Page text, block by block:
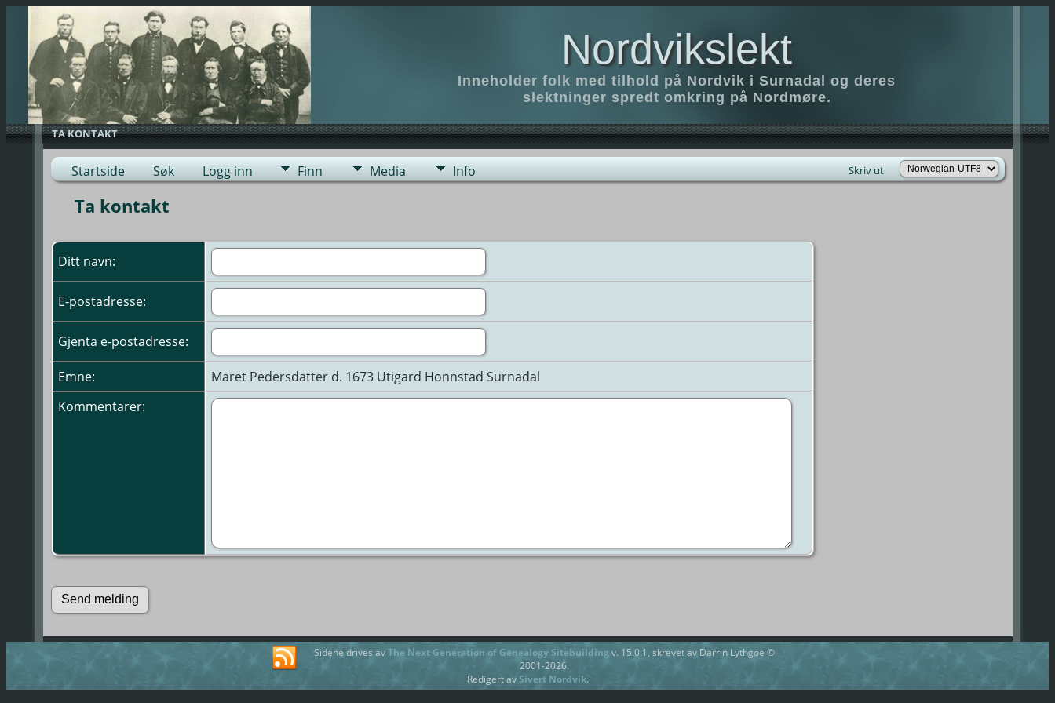
Nordvikslekt
Inneholder folk med tilhold på Nordvik i Surnadal og deres
slektninger spredt omkring på Nordmøre.
TA KONTAKT
Startside Søk Logg inn Finn Media Info Skriv ut
Ta kontakt
Ditt navn:
E-postadresse:
Gjenta e-postadresse:
Emne:
Maret Pedersdatter d. 1673 Utigard Honnstad Surnadal
Kommentarer:
Sidene drives avThe Next Generation of Genealogy Sitebuildingv. 15.0.1, skrevet av Darrin Lythgoe ©
2001-2026.
Redigert av Sivert Nordvik.